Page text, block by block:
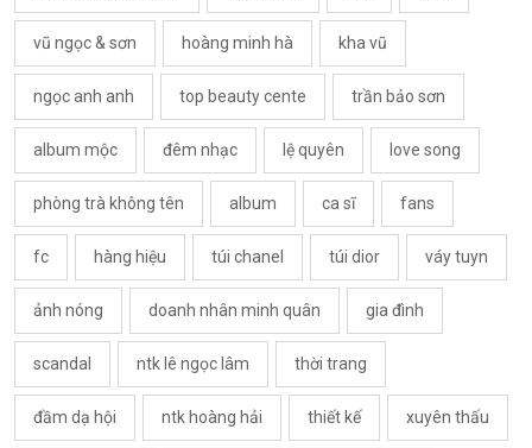
vũ ngọc & sơn hoàng minh hà kha vũ
ngọc anh anh top beauty cente trần bảo sơn
album mộc đêm nhạc lệ quyên love song
phòng trà không tên album ca sĩ fans
fc hàng hiệu túi chanel túi dior váy tuyn
ảnh nóng doanh nhân minh quân gia đình
scandal ntk lê ngọc lâm thời trang
đầm dạ hội ntk hoàng hải thiết kế xuyên thấu